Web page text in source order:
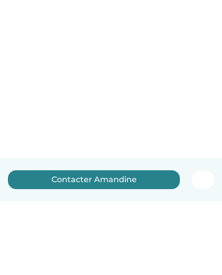
Contacter Amandine